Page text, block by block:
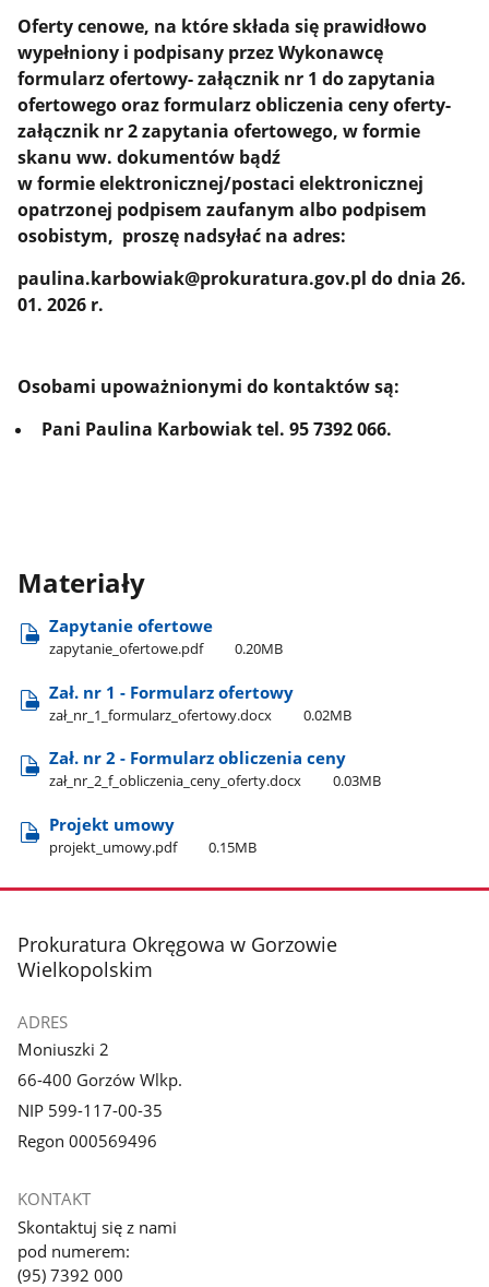
Oferty cenowe, na które składa się prawidłowo
wypełniony i podpisany przez Wykonawcę
formularz ofertowy-załącznik nr 1 do zapytania
ofertowegooraz formularz obliczenia ceny oferty-
załącznik nr 2 zapytania ofertowego, w formie
skanu ww. dokumentów bądź
w formie elektronicznej/postaci elektronicznej
opatrzonej podpisem zaufanym albo podpisem
osobistym, proszę nadsyłać na adres:
paulina.karbowiak@prokuratura.gov.pldo dnia 26.
01. 2026 r.
Osobami upoważnionymi do kontaktów są:
Pani Paulina Karbowiak tel. 95 7392 066.
Materiały
Zapytanie ofertowe
zapytanie​_ofertowe.pdf 0.20MB
Zał. nr 1 - Formularz ofertowy
zał​_nr​_1​_formularz​_ofertowy.docx 0.02MB
Zał. nr 2 - Formularz obliczenia ceny
zał​_nr​_2​_f​_obliczenia​_ceny​_oferty.docx 0.03MB
Projekt umowy
projekt​_umowy.pdf 0.15MB
stopka
Prokuratura Okręgowa w Gorzowie
Wielkopolskim
ADRES
Moniuszki 2
66-400 Gorzów Wlkp.
NIP 599-117-00-35
Regon 000569496
KONTAKT
Skontaktuj się z nami
pod numerem:
(95) 7392 000